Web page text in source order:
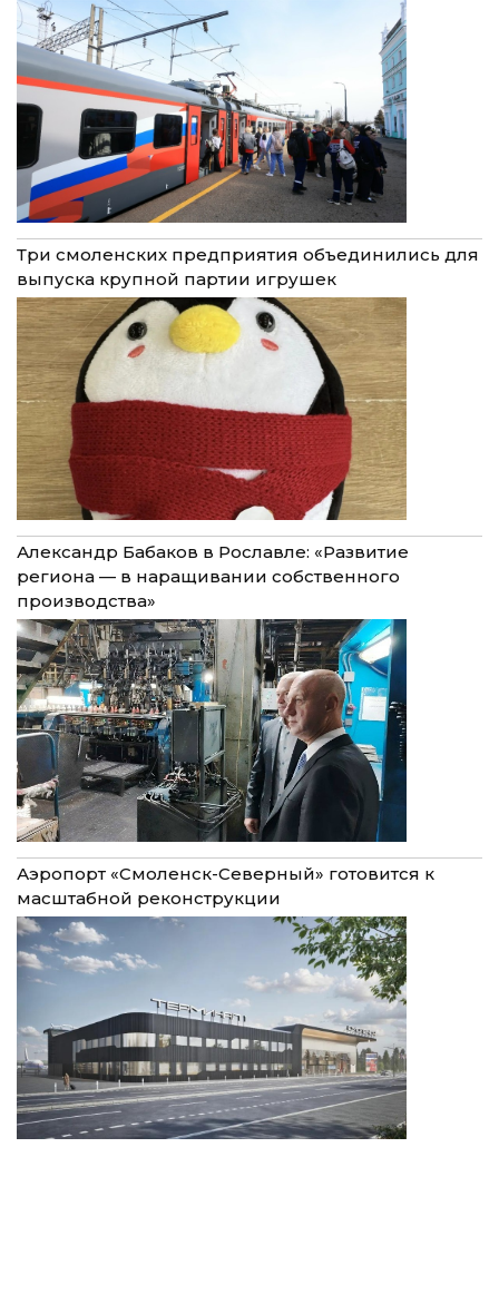
Три смоленских предприятия объединились для
выпуска крупной партии игрушек
Александр Бабаков в Рославле: «Развитие
региона — в наращивании собственного
производства»
Аэропорт «Смоленск-Северный» готовится к
масштабной реконструкции